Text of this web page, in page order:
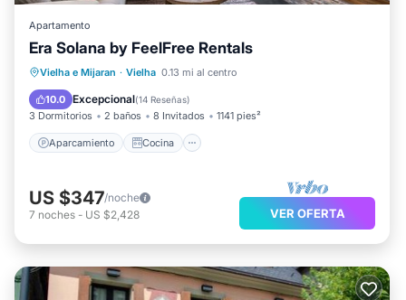
Apartamento
Era Solana by FeelFree Rentals
Vielha e Mijaran · Vielha 0.13 mi al centro
10.0 Excepcional(14 Reseñas)
3 Dormitorios 2 baños 8 Invitados 1141 pies²
Aparcamiento Cocina
Aparcamiento Cocina
Apto para niños
US $347/noche
7 noches - US $2,428 VER OFERTA